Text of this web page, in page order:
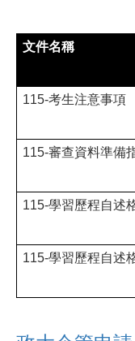
文件名稱
115-考生注意事項
115-審查資料準備
115-學習歷程自述
115-學習歷程自述